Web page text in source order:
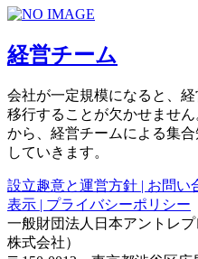
経営チーム
会社が一定規模になると、
移行することが欠かせませ
から、経営チームによる集
していきます。
設立趣意と運営方針 | お問い
表示 | プライバシーポリシー
一般財団法人日本アントレ
株式会社）